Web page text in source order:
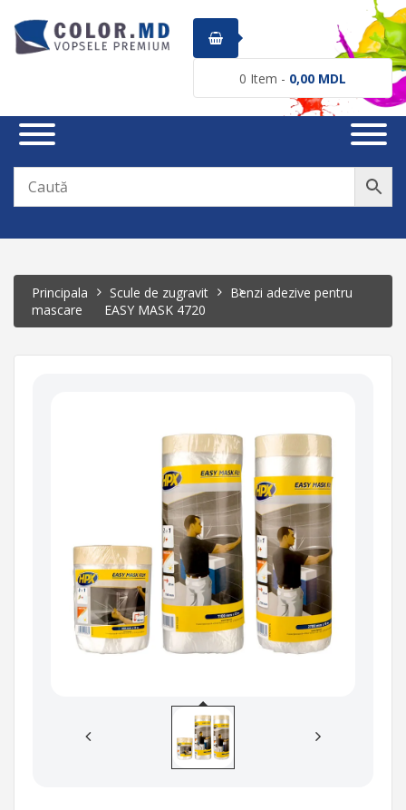
0 Item - 0,00 MDL
Principala Scule de zugravit
Benzi adezive pentru
mascare
EASY MASK 4720